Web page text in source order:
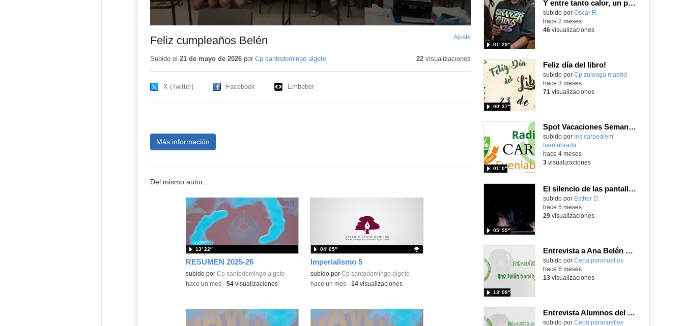
Feliz cumpleaños Belén Ajuste
pantalla
Subido el 21 de mayo de 2026por Cp santodomingo algete 22visualizaciones
X (Twitter) Facebook Embeber
Más información
Del mismo autor…
RESUMEN 2025-26
subido por Cp santodomingo algete
13′ 22″
-hace un mes- 54visualizaciones
Imperialismo 5
Contenido educativo.
subido por Cp santodomingo algete
04′ 05″
-hace un mes- 14visualizaciones
Y entre tanto calor, un poquito de música con un toque de humor.
Contenido educativo.
subido por Oscar R.
01′ 29″
hace 2 meses
46visualizaciones
Feliz día del libro!
Contenido educativo.
subido por Cp zuloaga madrid
00′ 37″
hace 3 meses
71 visualizaciones
Spot Vacaciones Semana Santa
subido por Ies carpediem
fuenlabrada
01′ 0″
hace 4 meses
3visualizaciones
El silencio de las pantallas
Contenido educativo.
subido por Esther D.
05′ 55″
hace 5 meses
29visualizaciones
Entrevista a Ana Belén Rodríguez - Video
subido por Cepa paracuellos
13′ 08″
-
hace 6 meses
13visualizaciones
Entrevista Alumnos del CEPA a Ana Belén Domínguez - Video
subido por Cepa paracuellos-